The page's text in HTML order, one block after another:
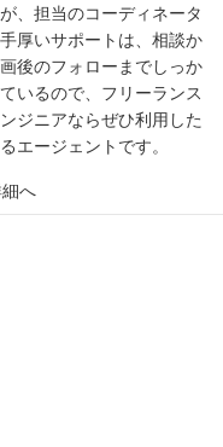
、担当のコーディネータ
厚いサポートは、相談か
後のフォローまでしっか
いるので、フリーランス
ジニアならぜひ利用した
エージェントです。
へ